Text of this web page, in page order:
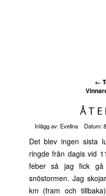
←
Inlägg av: Evelina Datum:
Det blev ingen sista
ringde från dagis vid
feber så jag fick
snöstormen. Jag
km (fram och